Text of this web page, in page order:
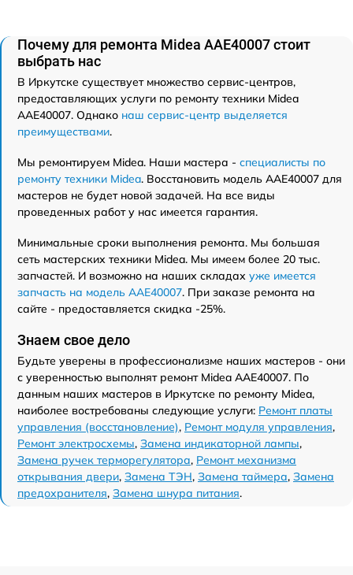
Почему для ремонта Midea AAE40007 стоит
выбрать нас
В Иркутске существует множество сервис-центров,
предоставляющих услуги по ремонту техники Midea
AAE40007. Однако наш сервис-центр выделяется
преимуществами.
Мы ремонтируем Midea. Наши мастера - специалисты по
ремонту техники Midea. Восстановить модель AAE40007 для
мастеров не будет новой задачей. На все виды
проведенных работ у нас имеется гарантия.
Минимальные сроки выполнения ремонта. Мы большая
сеть мастерских техники Midea. Мы имеем более 20 тыс.
запчастей. И возможно на наших складах уже имеется
запчасть на модель AAE40007. При заказе ремонта на
сайте - предоставляется скидка -25%.
Знаем свое дело
Будьте уверены в профессионализме наших мастеров - они
с уверенностью выполнят ремонт Midea AAE40007. По
данным наших мастеров в Иркутске по ремонту Midea,
наиболее востребованы следующие услуги: Ремонт платы
управления (восстановление), Ремонт модуля управления,
Ремонт электросхемы, Замена индикаторной лампы,
Замена ручек терморегулятора, Ремонт механизма
открывания двери, Замена ТЭН, Замена таймера, Замена
предохранителя, Замена шнура питания.